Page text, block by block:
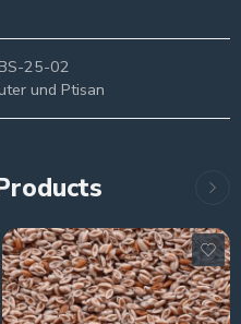
25-02
und Ptisan